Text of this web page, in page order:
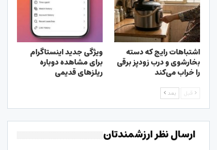
اشتباهات رایج که دسته
بخارشوی و درب زودپز برقی
را خراب می‌کند
ویژگی جدید اینستاگرام
برای مشاهده دوباره
ریلزهای قدیمی
قبل بعد
ارسال نظر ارزشمندتان